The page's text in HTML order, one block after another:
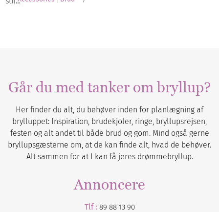
Går du med tanker om bryllup?
Her finder du alt, du behøver inden for planlægning af
brylluppet: Inspiration, brudekjoler, ringe, bryllupsrejsen,
festen og alt andet til både brud og gom. Mind også gerne
bryllupsgæsterne om, at de kan finde alt, hvad de behøver.
Alt sammen for at I kan få jeres drømmebryllup.
Annoncere
Tlf : 89 88 13 90